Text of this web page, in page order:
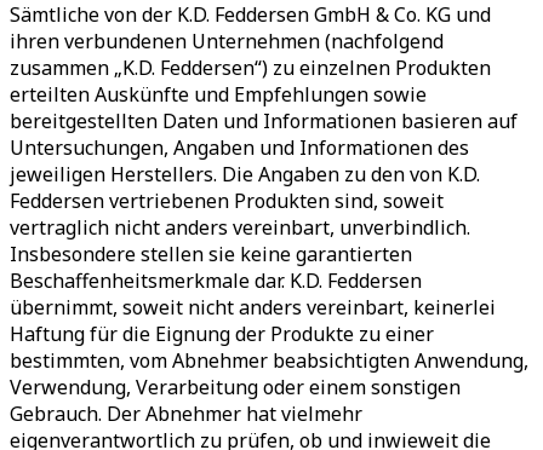
Sämtliche von der K.D. Feddersen GmbH & Co. KG und
ihren verbundenen Unternehmen (nachfolgend
zusammen „K.D. Feddersen“) zu einzelnen Produkten
erteilten Auskünfte und Empfehlungen sowie
bereitgestellten Daten und Informationen basieren auf
Untersuchungen, Angaben und Informationen des
jeweiligen Herstellers. Die Angaben zu den von K.D.
Feddersen vertriebenen Produkten sind, soweit
vertraglich nicht anders vereinbart, unverbindlich.
Insbesondere stellen sie keine garantierten
Beschaffenheitsmerkmale dar. K.D. Feddersen
übernimmt, soweit nicht anders vereinbart, keinerlei
Haftung für die Eignung der Produkte zu einer
bestimmten, vom Abnehmer beabsichtigten Anwendung,
Verwendung, Verarbeitung oder einem sonstigen
Gebrauch. Der Abnehmer hat vielmehr
eigenverantwortlich zu prüfen, ob und inwieweit die